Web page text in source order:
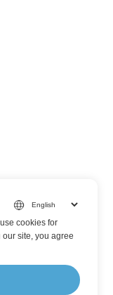
cookies for
site, you agree